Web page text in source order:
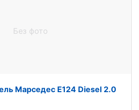
Без фото
Марседес Е124 Diesel 2.0